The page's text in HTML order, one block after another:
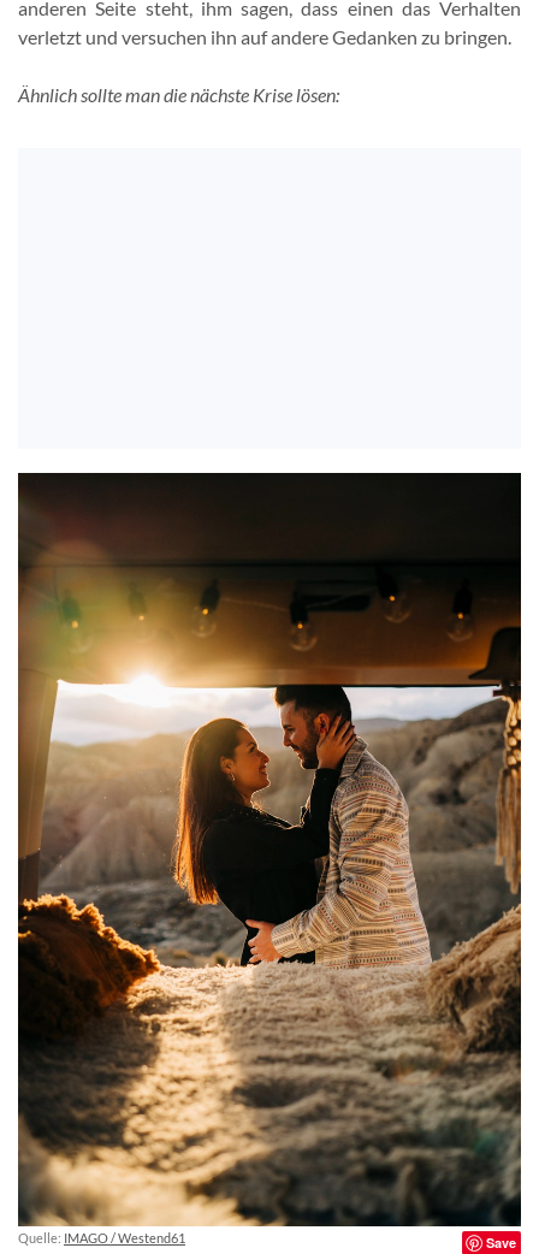
anderen Seite steht, ihm sagen, dass einen das Verhalten
verletzt und versuchen ihn auf andere Gedanken zu bringen.
Ähnlich sollte man die nächste Krise lösen:
Quelle: IMAGO / Westend61 Save